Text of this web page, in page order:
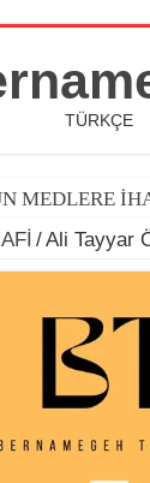
TÜRKÇE
MEDLERE
/Ali Tayyar